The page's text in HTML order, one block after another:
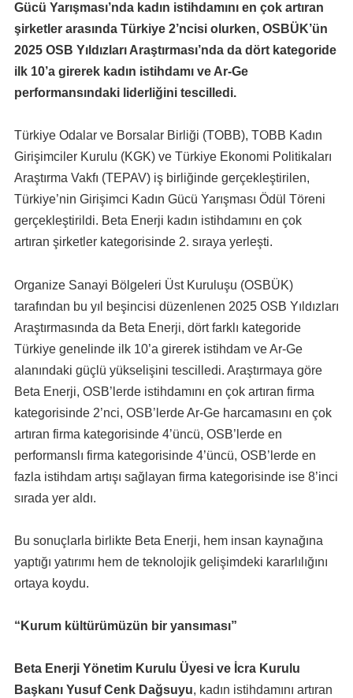
Gücü Yarışması’nda kadın istihdamını en çok artıran
şirketler arasında Türkiye 2’ncisi olurken, OSBÜK’ün
2025 OSB Yıldızları Araştırması’nda da dört kategoride
ilk 10’a girerek kadın istihdamı ve Ar-Ge
performansındaki liderliğini tescilledi.
Türkiye Odalar ve Borsalar Birliği (TOBB), TOBB Kadın
Girişimciler Kurulu (KGK) ve Türkiye Ekonomi Politikaları
Araştırma Vakfı (TEPAV) iş birliğinde gerçekleştirilen,
Türkiye’nin Girişimci Kadın Gücü Yarışması Ödül Töreni
gerçekleştirildi. Beta Enerji kadın istihdamını en çok
artıran şirketler kategorisinde 2. sıraya yerleşti.
Organize Sanayi Bölgeleri Üst Kuruluşu (OSBÜK)
tarafından bu yıl beşincisi düzenlenen 2025 OSB Yıldızları
Araştırmasında da Beta Enerji, dört farklı kategoride
Türkiye genelinde ilk 10’a girerek istihdam ve Ar-Ge
alanındaki güçlü yükselişini tescilledi. Araştırmaya göre
Beta Enerji, OSB’lerde istihdamını en çok artıran firma
kategorisinde 2’nci, OSB’lerde Ar-Ge harcamasını en çok
artıran firma kategorisinde 4’üncü, OSB’lerde en
performanslı firma kategorisinde 4’üncü, OSB’lerde en
fazla istihdam artışı sağlayan firma kategorisinde ise 8’inci
sırada yer aldı.
Bu sonuçlarla birlikte Beta Enerji, hem insan kaynağına
yaptığı yatırımı hem de teknolojik gelişimdeki kararlılığını
ortaya koydu.
“Kurum kültürümüzün bir yansıması”
Beta Enerji Yönetim Kurulu Üyesi ve İcra Kurulu
Başkanı Yusuf Cenk Dağsuyu, kadın istihdamını artıran